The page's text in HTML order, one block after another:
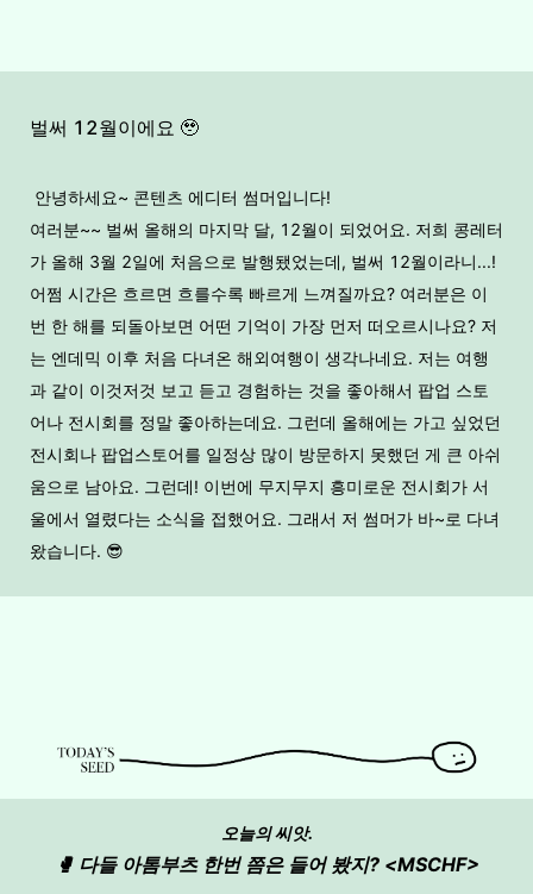
벌써 12월이에요 🥹
안녕하세요~ 콘텐츠 에디터 썸머입니다!
여러분~~ 벌써 올해의 마지막 달, 12월이 되었어요. 저희 콩레터
가 올해 3월 2일에 처음으로 발행됐었는데, 벌써 12월이라니...!
어쩜 시간은 흐르면 흐를수록 빠르게 느껴질까요? 여러분은 이
번 한 해를 되돌아보면 어떤 기억이 가장 먼저 떠오르시나요? 저
는 엔데믹 이후 처음 다녀온 해외여행이 생각나네요. 저는 여행
과 같이 이것저것 보고 듣고 경험하는 것을 좋아해서 팝업 스토
어나 전시회를 정말 좋아하는데요. 그런데 올해에는 가고 싶었던
전시회나 팝업스토어를 일정상 많이 방문하지 못했던 게 큰 아쉬
움으로 남아요. 그런데! 이번에 무지무지 흥미로운 전시회가 서
울에서 열렸다는 소식을 접했어요. 그래서 저 썸머가 바~로 다녀
왔습니다. 😎
오늘의 씨앗.
🥊 다들 아톰부츠 한번 쯤은 들어 봤지? <MSCHF>